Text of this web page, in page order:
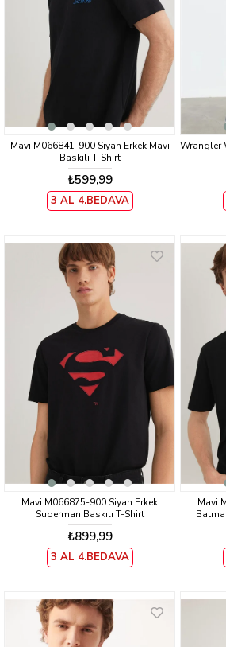
Mavi M066841-900 Siyah Erkek Mavi
Baskılı T-Shirt
₺599,99
3 AL 4.BEDAVA
Wrangler
Mavi M066875-900 Siyah Erkek
Superman Baskılı T-Shirt
₺899,99
3 AL 4.BEDAVA
Mavi